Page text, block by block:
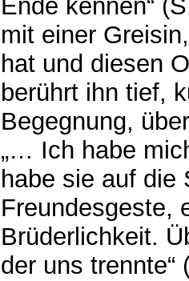
Ende kennen“
mit einer
hat und diesen
berührt ihn tief,
Begegnung,
„… Ich habe
habe sie auf die
Freundesgeste,
Brüderlichkeit.
der uns trennte“